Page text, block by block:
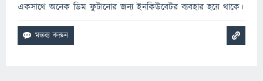
একসাথে অনেক ডিম ফুটানোর জন্য ইনকিউবেটর ব্যবহার হয়ে থাকে।